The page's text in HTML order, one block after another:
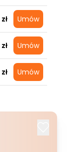
Umów
Umów
Umów